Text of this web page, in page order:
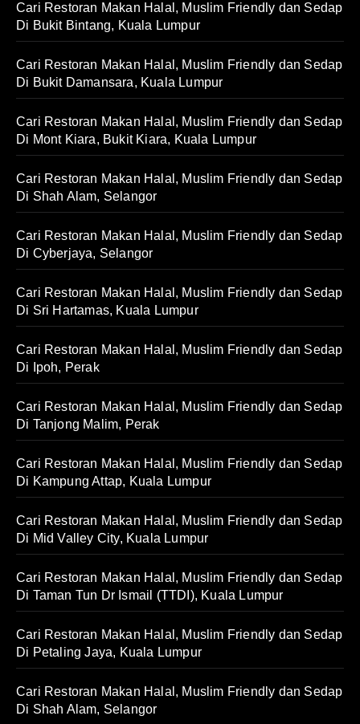
Cari Restoran Makan Halal, Muslim Friendly dan Sedap
Di Bukit Bintang, Kuala Lumpur
Cari Restoran Makan Halal, Muslim Friendly dan Sedap
Di Bukit Damansara, Kuala Lumpur
Cari Restoran Makan Halal, Muslim Friendly dan Sedap
Di Mont Kiara, Bukit Kiara, Kuala Lumpur
Cari Restoran Makan Halal, Muslim Friendly dan Sedap
Di Shah Alam, Selangor
Cari Restoran Makan Halal, Muslim Friendly dan Sedap
Di Cyberjaya, Selangor
Cari Restoran Makan Halal, Muslim Friendly dan Sedap
Di Sri Hartamas, Kuala Lumpur
Cari Restoran Makan Halal, Muslim Friendly dan Sedap
Di Ipoh, Perak
Cari Restoran Makan Halal, Muslim Friendly dan Sedap
Di Tanjong Malim, Perak
Cari Restoran Makan Halal, Muslim Friendly dan Sedap
Di Kampung Attap, Kuala Lumpur
Cari Restoran Makan Halal, Muslim Friendly dan Sedap
Di Mid Valley City, Kuala Lumpur
Cari Restoran Makan Halal, Muslim Friendly dan Sedap
Di Taman Tun Dr Ismail (TTDI), Kuala Lumpur
Cari Restoran Makan Halal, Muslim Friendly dan Sedap
Di Petaling Jaya, Kuala Lumpur
Cari Restoran Makan Halal, Muslim Friendly dan Sedap
Di Shah Alam, Selangor